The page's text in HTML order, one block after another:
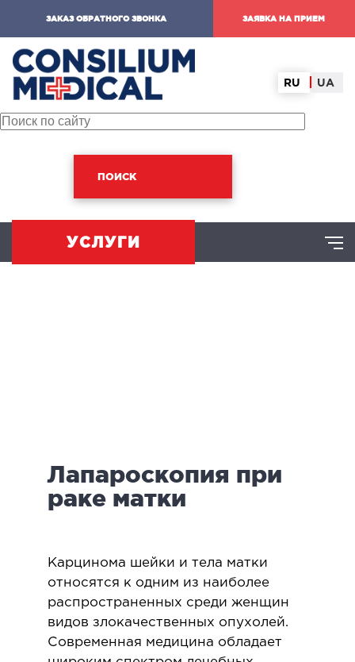
ЗАКАЗ ОБРАТНОГО ЗВОНКА ЗАЯВКА НА ПРИЕМ
RU UA
ПОИСК
УСЛУГИ
лицевая хирургия
ХИРУРГИЯ
в гинекологии
в онкологии
Лапароскопия при
раке матки
Карцинома шейки и тела матки
относятся к одним из наиболее
распространенных среди женщин
видов злокачественных опухолей.
Современная медицина обладает